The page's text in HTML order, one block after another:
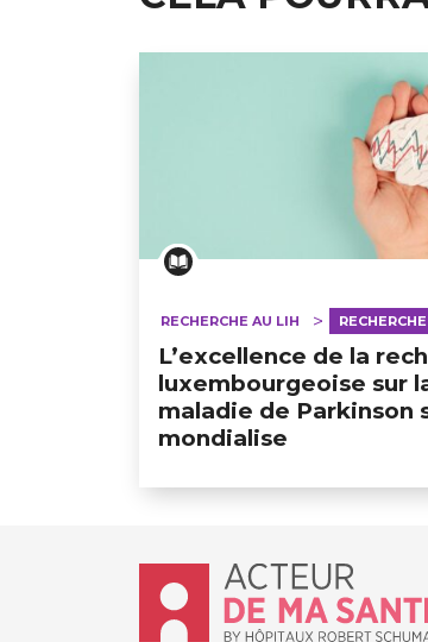
RECHERCHE AU LIH
L’excellence de la
luxembourgeoise sur
maladie de Parkinson
mondialise
Accueil - Acteur de ma